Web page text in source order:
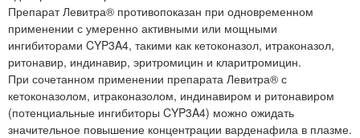
Препарат Левитра® противопоказан при одновременном
применении с умеренно активными или мощными
ингибиторами CYP3A4, такими как кетоконазол, итраконазол,
ритонавир, индинавир, эритромицин и кларитромицин.
При сочетанном применении препарата Левитра® с
кетоконазолом, итраконазолом, индинавиром и ритонавиром
(потенциальные ингибиторы CYP3A4) можно ожидать
значительное повышение концентрации варденафила в плазме.